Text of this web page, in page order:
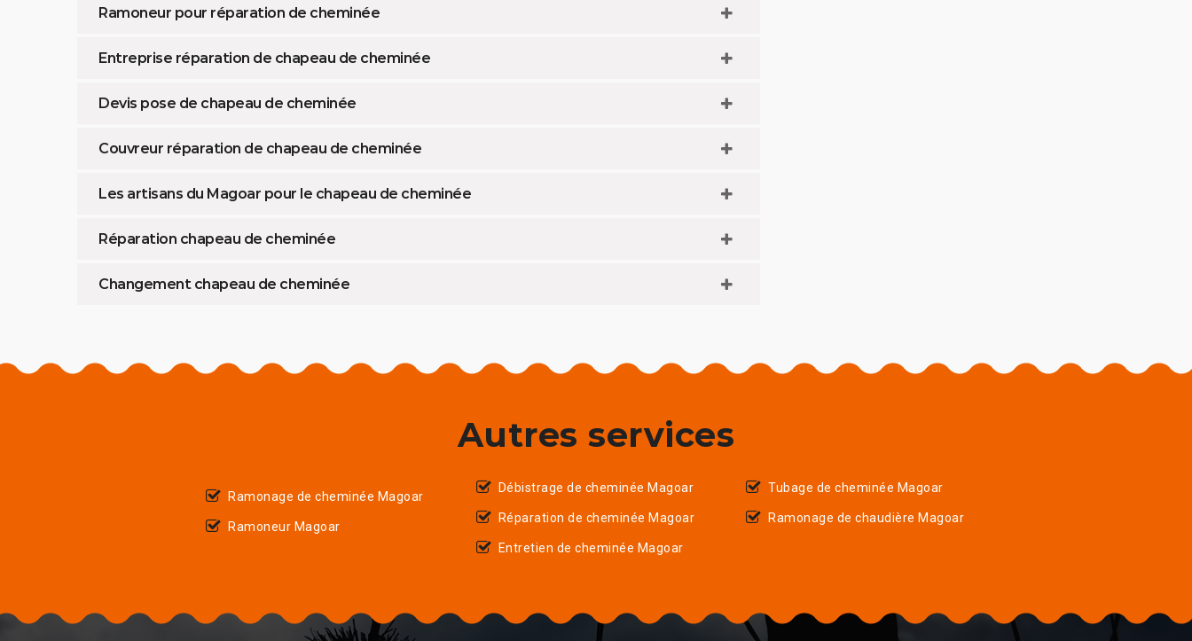
Ramoneur pour réparation de cheminée
Entreprise réparation de chapeau de cheminée
Devis pose de chapeau de cheminée
Couvreur réparation de chapeau de cheminée
Les artisans du Magoar pour le chapeau de cheminée
Réparation chapeau de cheminée
Changement chapeau de cheminée
Autres services
Ramonage de cheminée Magoar
Ramoneur Magoar
Débistrage de cheminée Magoar
Réparation de cheminée Magoar
Entretien de cheminée Magoar
Tubage de cheminée Magoar
Ramonage de chaudière Magoar